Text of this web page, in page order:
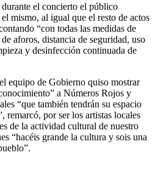
el concierto el público
mismo, al igual que el resto de actos
“con todas las medidas de
aforos, distancia de seguridad, uso
y desinfección continuada de
equipo de Gobierno quiso mostrar
a Números Rojos y
“que también tendrán su espacio
remarcó, por ser los artistas locales
de la actividad cultural de nuestro
“hacéis grande la cultura y sois una